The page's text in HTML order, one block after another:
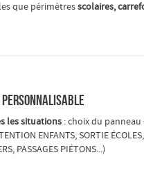
que périmètresscolaires,
les situations: choix du panneau
ENFANTS, SORTIE ÉCOLES,
PASSAGES PIÉTONS...)